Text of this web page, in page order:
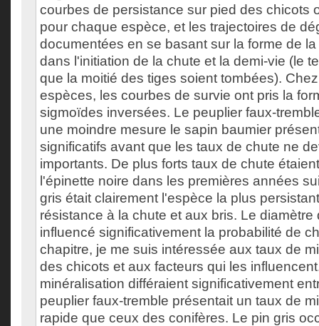
courbes de persistance sur pied des chicots
pour chaque espèce, et les trajectoires de
documentées en se basant sur la forme de
dans l'initiation de la chute et la demi-vie (le
que la moitié des tiges soient tombées).
espèces, les courbes de survie ont pris la
sigmoïdes inversées. Le peuplier faux-
une moindre mesure le sapin baumier
significatifs avant que les taux de chute ne
importants. De plus forts taux de chute
l'épinette noire dans les premières années
gris était clairement l'espèce la plus
résistance à la chute et aux bris. Le
influencé significativement la probabilité de
chapitre, je me suis intéressée aux taux de
des chicots et aux facteurs qui les
minéralisation différaient significativement
peuplier faux-tremble présentait un taux de
rapide que ceux des conifères. Le pin gris